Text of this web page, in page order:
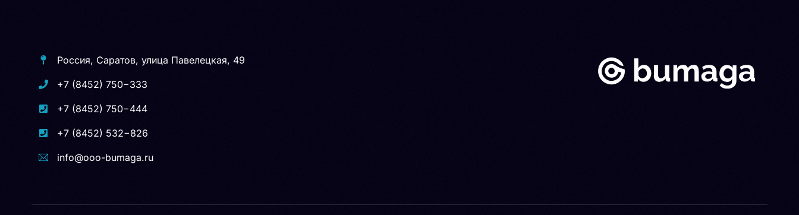
Россия, Саратов, улица Павелецкая, 49
+7 (8452) 750−333
+7 (8452) 750−444
+7 (8452) 532−826
info@ooo-bumaga.ru